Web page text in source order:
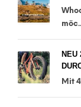
NEU
Mit